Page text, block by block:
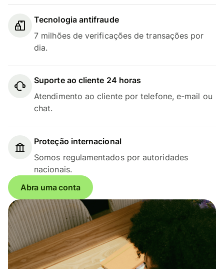
Tecnologia antifraude
7 milhões de verificações de transações por
dia.
Suporte ao cliente 24 horas
Atendimento ao cliente por telefone, e-mail ou
chat.
Proteção internacional
Somos regulamentados por autoridades
nacionais.
Abra uma conta